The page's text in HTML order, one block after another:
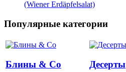
(Wiener Erdäpfelsalat)
Популярные категории
Блины & Co Десерты